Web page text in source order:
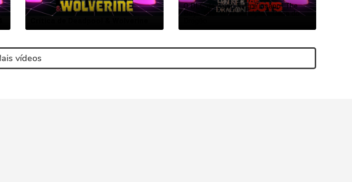
O DLC de Elden Ring é insano! The
Boys, Star Wars Acolyte e Casa do
vídeos